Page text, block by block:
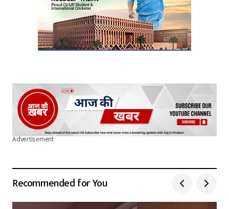
Advertisement
Recommended for You